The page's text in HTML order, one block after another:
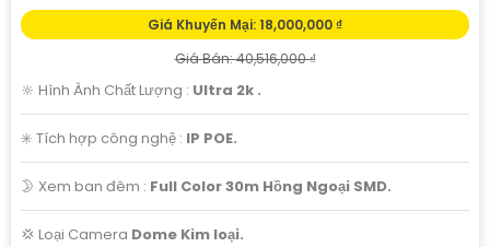
Giá Khuyến Mại: 18,000,000 ₫
Giá Bán: 40,516,000 ₫
🔆 Hình Ành Chất Lượng : Ultra 2k .
✳️ Tích hợp công nghệ : IP POE.
🌛 Xem ban đêm : Full Color 30m Hồng Ngoại SMD.
💢 Loại Camera Dome Kim loại.